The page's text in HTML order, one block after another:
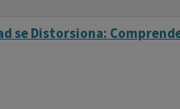
se Distorsiona: